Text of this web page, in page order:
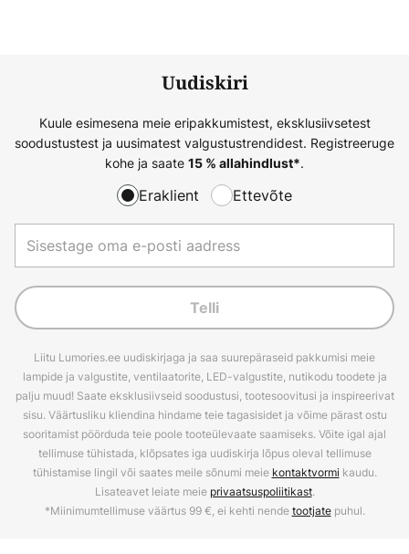
Uudiskiri
Kuule esimesena meie eripakkumistest, eksklusiivsetest
soodustustest ja uusimatest valgustustrendidest. Registreeruge
kohe ja saate 15 % allahindlust*.
Eraklient Ettevõte
Telli
Liitu Lumories.ee uudiskirjaga ja saa suurepäraseid pakkumisi meie
lampide ja valgustite, ventilaatorite, LED-valgustite, nutikodu toodete ja
palju muud! Saate eksklusiivseid soodustusi, tootesoovitusi ja inspireerivat
sisu. Väärtusliku kliendina hindame teie tagasisidet ja võime pärast ostu
sooritamist pöörduda teie poole tooteülevaate saamiseks. Võite igal ajal
tellimuse tühistada, klõpsates iga uudiskirja lõpus oleval tellimuse
tühistamise lingil või saates meile sõnumi meie kontaktvormi kaudu.
Lisateavet leiate meie privaatsuspoliitikast.
*Miinimumtellimuse väärtus 99 €, ei kehti nendetootjatepuhul.